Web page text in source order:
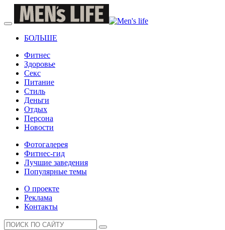
БОЛЬШЕ
Фитнес
Здоровье
Секс
Питание
Стиль
Деньги
Отдых
Персона
Новости
Фотогалерея
Фитнес-гид
Лучшие заведения
Популярные темы
О проекте
Реклама
Контакты